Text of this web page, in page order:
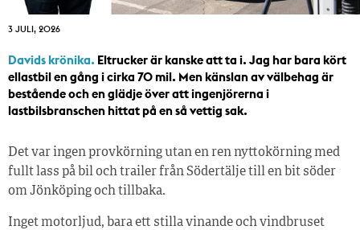
3 JULI, 2026
Davids krönika. Eltrucker är kanske att ta i. Jag har bara kört
ellastbil en gång i cirka 70 mil. Men känslan av välbehag är
bestående och en glädje över att ingenjörerna i
lastbilsbranschen hittat på en så vettig sak.
Det var ingen provkörning utan en ren nyttokörning med
fullt lass på bil och trailer från Södertälje till en bit söder
om Jönköping och tillbaka.
Inget motorljud, bara ett stilla ­vinande och vindbruset